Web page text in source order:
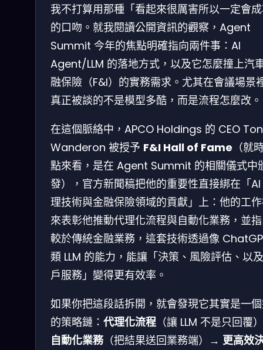
我不打算用那種「看起來很厲害所以一定會
的口吻。就我閱讀公開資訊的觀察，Agent
Summit 今年的焦點明確指向兩件事：AI
Agent/LLM 的落地方式，以及它怎麼撞上汽
融保險（F&I）的實務需求。尤其在會議場景
真正被談的不是模型多酷，而是流程怎麼改。
在這個脈絡中，APCO Holdings 的 CEO
Wanderon 被授予 F&I Hall of Fame （就
點來看，是在 Agent Summit 的相關儀式中
發），官方新聞稿把他的重要性直接綁在「
理技術與金融保險領域的貢獻」上：他的工
來表彰他推動代理化流程與自動化業務，並
較於傳統金融業務，這套技術透過像
類 LLM 的能力，能讓「決策、風險評估、以
戶服務」變得更有效率。
如果你把這段話拆開，就會發現它其實是一
的策略鏈： 代理化流程 （讓 LLM 不是只回覆
自動化業務（把結果送回業務端）→ 更高效